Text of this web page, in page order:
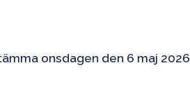
onsdagen den 6 maj